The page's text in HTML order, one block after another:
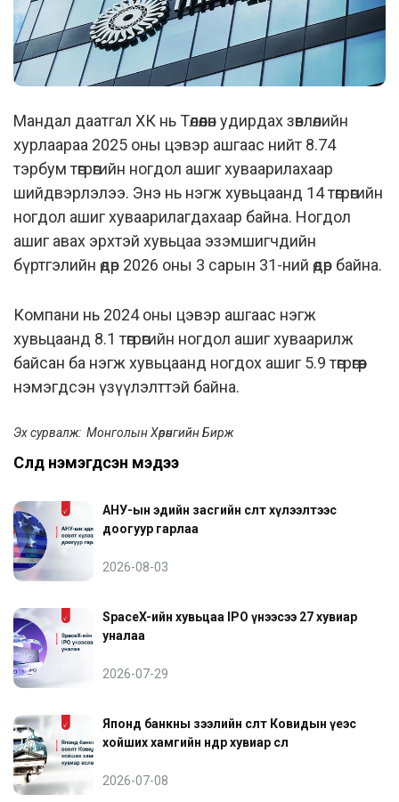
Мандал даатгал ХК нь Төлөөлөн удирдах зөвлөлийн
хурлаараа 2025 оны цэвэр ашгаас нийт 8.74
тэрбум төгрөгийн ногдол ашиг хуваарилахаар
шийдвэрлэлээ. Энэ нь нэгж хувьцаанд 14 төгрөгийн
ногдол ашиг хуваарилагдахаар байна. Ногдол
ашиг авах эрхтэй хувьцаа эзэмшигчдийн
бүртгэлийн өдөр 2026 оны 3 сарын 31-ний өдөр байна.
Компани нь 2024 оны цэвэр ашгаас нэгж
хувьцаанд 8.1 төгрөгийн ногдол ашиг хуваарилж
байсан ба нэгж хувьцаанд ногдох ашиг 5.9 төгрөгөөр
нэмэгдсэн үзүүлэлттэй байна.
Эх сурвалж: Монголын Хөрөнгийн Бирж
Сүүлд нэмэгдсэн мэдээ
АНУ-ын эдийн засгийн өсөлт хүлээлтээс
доогуур гарлаа
2026-08-03
SpaceX-ийн хувьцаа IPO үнээсээ 27 хувиар
уналаа
2026-07-29
Японд банкны зээлийн өсөлт Ковидын үеэс
хойших хамгийн өндөр хувиар өслөө
2026-07-08